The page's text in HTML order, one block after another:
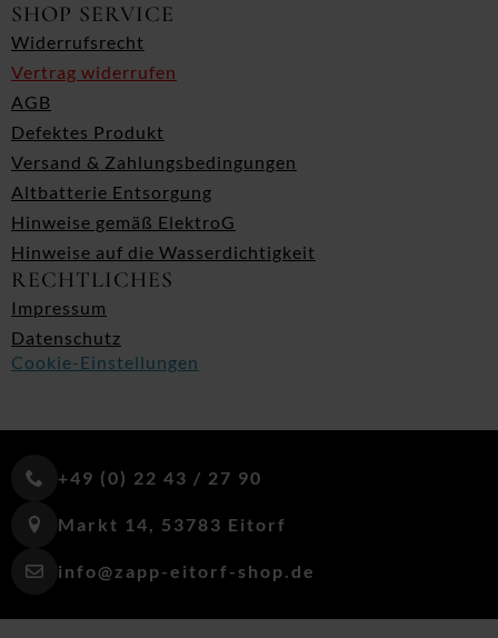
SHOP SERVICE
Widerrufsrecht
Vertrag widerrufen
AGB
Defektes Produkt
Versand & Zahlungsbedingungen
Altbatterie Entsorgung
Hinweise gemäß ElektroG
Hinweise auf die Wasserdichtigkeit
RECHTLICHES
Impressum
Datenschutz
Cookie-Einstellungen
+49 (0) 22 43 / 27 90
Markt 14, 53783 Eitorf
info@zapp-eitorf-shop.de